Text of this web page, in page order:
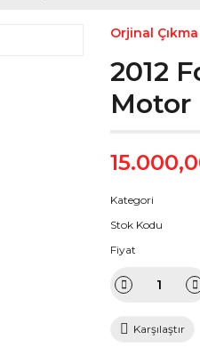
Orjinal
2012
Motor
Kategori
Stok Kodu
Fiyat
Karşılaştır